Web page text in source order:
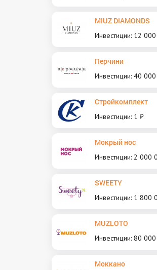
MIUZ DIAMONDS
Инвестиции: 12
Перчини
Инвестиции: 40
Стройкомплект
Инвестиции: 1 ₽
Мокрый нос
Инвестиции: 2 000
SWEETY
Инвестиции: 1 800
MUZLOTO
Инвестиции: 80
Моккано